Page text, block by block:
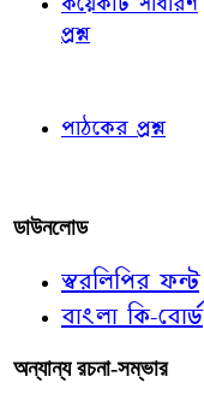
প্রশ্ন
পাঠকের প্রশ্ন
ডাউনলোড
স্বরলিপির ফন্ট
বাংলা কি-বোর্ড
অন্যান্য রচনা-সম্ভার